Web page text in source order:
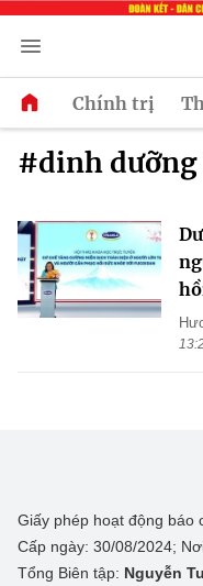
Chính trị
#dinh dưỡng
Giấy phép hoạt động báo
Cấp ngày: 30/08/2024;
Tổng Biên tập: Nguyễn